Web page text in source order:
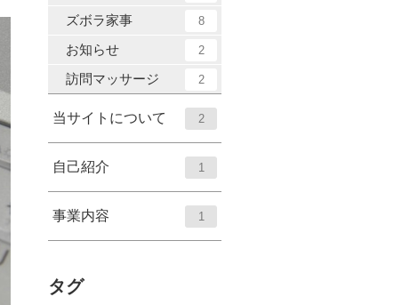
ズボラ家事 8
お知らせ 2
訪問マッサージ 2
当サイトについて 2
自己紹介 1
事業内容 1
タグ